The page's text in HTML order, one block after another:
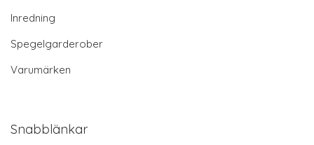
Inredning
Spegelgarderober
Varumärken
Snabblänkar